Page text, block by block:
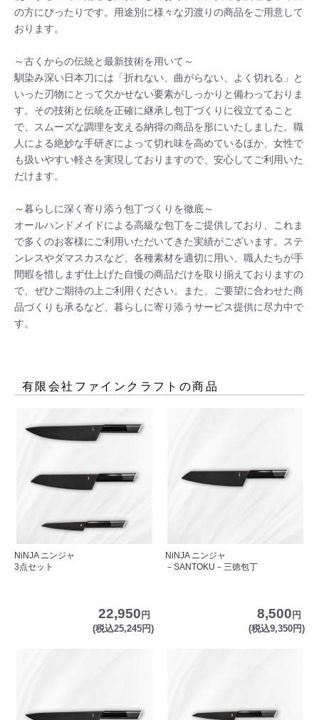
の方にぴったりです。用途別に様々な刃渡りの商品をご用意して
おります。
～古くからの伝統と最新技術を用いて～
馴染み深い日本刀には「折れない、曲がらない、よく切れる」と
いった刃物にとって欠かせない要素がしっかりと備わっておりま
す。その技術と伝統を正確に継承し包丁づくりに役立てること
で、スムーズな調理を支える納得の商品を形にいたしました。職
人による絶妙な手研ぎによって切れ味を高めているほか、女性で
も扱いやすい軽さを実現しておりますので、安心してご利用いた
だけます。
～暮らしに深く寄り添う包丁づくりを徹底～
オールハンドメイドによる高級な包丁をご提供しており、これま
で多くのお客様にご利用いただいてきた実績がございます。ステ
ンレスやダマスカスなど、各種素材を適切に用い、職人たちが手
間暇を惜しまず仕上げた自慢の商品だけを取り揃えておりますの
で、ぜひご期待の上ご利用ください。また、ご要望に合わせた商
品づくりも承るなど、暮らしに寄り添うサービス提供に尽力中で
す。
有限会社ファインクラフト の商品
NiNJA ニンジャ
3点セット
22,950円
(税込25,245円)
NiNJA ニンジャ
－SANTOKU－三徳包丁
8,500円
(税込9,350円)